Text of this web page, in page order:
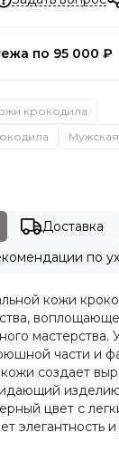
по 95 000 ₽
крокодила
Доставка
по
кожи
мастерства.
части и
создает
цвет с
элегантность и